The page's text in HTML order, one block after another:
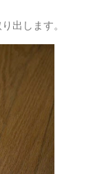
出します。